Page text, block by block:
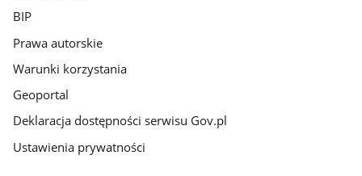
BIP
Prawa autorskie
Warunki korzystania
Geoportal
Deklaracja dostępności serwisu Gov.pl
Ustawienia prywatności